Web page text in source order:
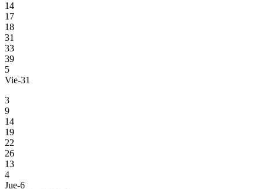
14
17
18
31
33
39
5
Vie-31
3
9
14
19
22
26
13
4
Jue-6